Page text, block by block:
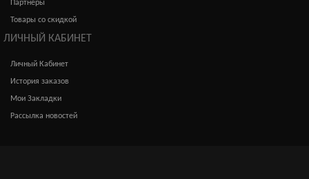
Партнёры
Товары со скидкой
ЛИЧНЫЙ КАБИНЕТ
Личный Кабинет
История заказов
Мои Закладки
Рассылка новостей